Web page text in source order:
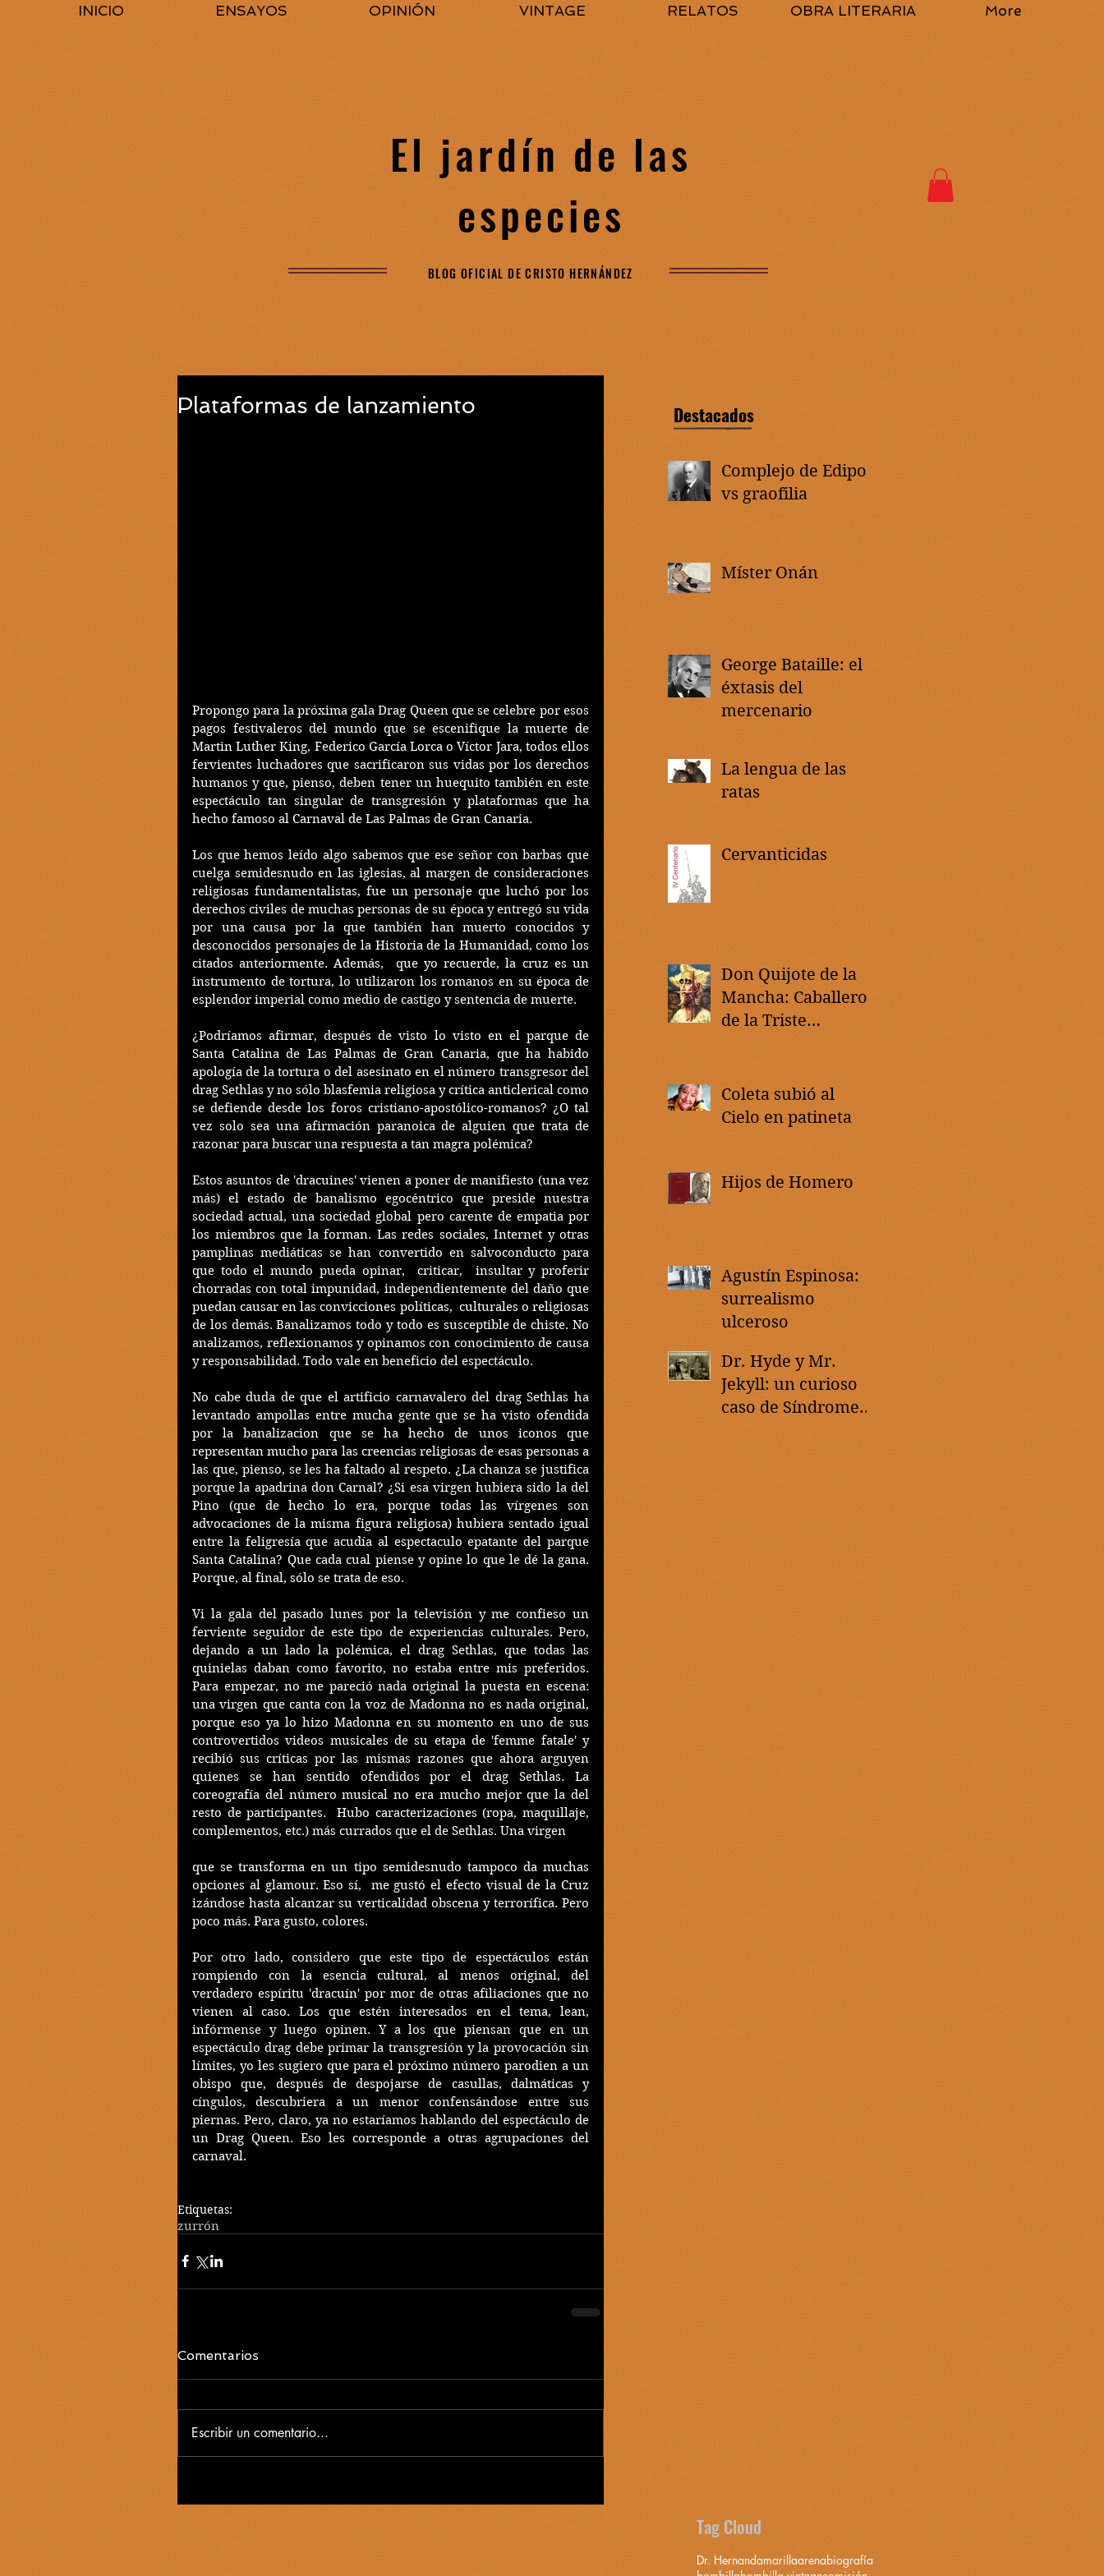
INICIO ENSAYOS OPINIÓN VINTAGE RELATOS OBRA LITERARIA More
El jardín de las
especies
BLOG OFICIAL DE CRISTO HERNÁNDEZ
Plataformas de lanzamiento
Propongo para la próxima gala Drag Queen que se celebre por esos
pagos festivaleros del mundo que se escenifique la muerte de
Martin Luther King, Federico García Lorca o Víctor Jara, todos ellos
fervientes luchadores que sacrificaron sus vidas por los derechos
humanos y que, pienso, deben tener un huequito también en este
espectáculo tan singular de transgresión y plataformas que ha
hecho famoso al Carnaval de Las Palmas de Gran Canaria.
Los que hemos leído algo sabemos que ese señor con barbas que
cuelga semidesnudo en las iglesias, al margen de consideraciones
religiosas fundamentalistas, fue un personaje que luchó por los
derechos civiles de muchas personas de su época y entregó su vida
por una causa por la que también han muerto conocidos y
desconocidos personajes de la Historia de la Humanidad, como los
citados anteriormente. Además,  que yo recuerde, la cruz es un
instrumento de tortura, lo utilizaron los romanos en su época de
esplendor imperial como medio de castigo y sentencia de muerte.
¿Podríamos afirmar, después de visto lo visto en el parque de
Santa Catalina de Las Palmas de Gran Canaria, que ha habido
apología de la tortura o del asesinato en el número transgresor del
drag Sethlas y no sólo blasfemia religiosa y crítica anticlerical como
se defiende desde los foros cristiano-apostólico-romanos? ¿O tal
vez solo sea una afirmación paranoica de alguien que trata de
razonar para buscar una respuesta a tan magra polémica?
Estos asuntos de 'dracuines' vienen a poner de manifiesto (una vez
más) el estado de banalismo egocéntrico que preside nuestra
sociedad actual, una sociedad global pero carente de empatia por
los miembros que la forman. Las redes sociales, Internet y otras
pamplinas mediáticas se han convertido en salvoconducto para
que todo el mundo pueda opinar,  criticar,  insultar y proferir
chorradas con total impunidad, independientemente del daño que
puedan causar en las convicciones políticas,  culturales o religiosas
de los demás. Banalizamos todo y todo es susceptible de chiste. No
analizamos, reflexionamos y opinamos con conocimiento de causa
y responsabilidad. Todo vale en beneficio del espectáculo.
No cabe duda de que el artificio carnavalero del drag Sethlas ha
levantado ampollas entre mucha gente que se ha visto ofendida
por la banalizacion que se ha hecho de unos iconos que
representan mucho para las creencias religiosas de esas personas a
las que, pienso, se les ha faltado al respeto. ¿La chanza se justifica
porque la apadrina don Carnal? ¿Si esa virgen hubiera sido la del
Pino (que de hecho lo era, porque todas las vírgenes son
advocaciones de la misma figura religiosa) hubiera sentado igual
entre la feligresía que acudía al espectaculo epatante del parque
Santa Catalina? Que cada cual piense y opine lo que le dé la gana.
Porque, al final, sólo se trata de eso.
Vi la gala del pasado lunes por la televisión y me confieso un
ferviente seguidor de este tipo de experiencias culturales. Pero,
dejando a un lado la polémica, el drag Sethlas, que todas las
quinielas daban como favorito, no estaba entre mis preferidos.
Para empezar, no me pareció nada original la puesta en escena:
una virgen que canta con la voz de Madonna no es nada original,
porque eso ya lo hizo Madonna en su momento en uno de sus
controvertidos videos musicales de su etapa de 'femme fatale' y
recibió sus críticas por las mismas razones que ahora arguyen
quienes se han sentido ofendidos por el drag Sethlas. La
coreografía del número musical no era mucho mejor que la del
resto de participantes.  Hubo caracterizaciones (ropa, maquillaje,
complementos, etc.) más currados que el de Sethlas. Una virgen
que se transforma en un tipo semidesnudo tampoco da muchas
opciones al glamour. Eso sí,  me gustó el efecto visual de la Cruz
izándose hasta alcanzar su verticalidad obscena y terrorífica. Pero
poco más. Para gusto, colores.
Por otro lado, considero que este tipo de espectáculos están
rompiendo con la esencia cultural, al menos original, del
verdadero espíritu 'dracuín' por mor de otras afiliaciones que no
vienen al caso. Los que estén interesados en el tema, lean,
infórmense y luego opinen. Y a los que piensan que en un
espectáculo drag debe primar la transgresión y la provocación sin
límites, yo les sugiero que para el próximo número parodien a un
obispo que, después de despojarse de casullas, dalmáticas y
cíngulos, descubriera a un menor confensándose entre sus
piernas. Pero, claro, ya no estaríamos hablando del espectáculo de
un Drag Queen. Eso les corresponde a otras agrupaciones del
carnaval.
Etiquetas:
zurrón
Comentarios
Escribir un comentario...
Destacados
Complejo de Edipo
vs graofilia
Míster Onán
George Bataille: el
éxtasis del
mercenario
La lengua de las
ratas
Cervanticidas
Don Quijote de la
Mancha: Caballero
de la Triste
Coleta subió al
Cielo en patineta
Hijos de Homero
Agustín Espinosa:
surrealismo
ulceroso
Dr. Hyde y Mr.
Jekyll: un curioso
caso de Síndrome
Tag Cloud
Dr. Hernandamarillaarenabiografía